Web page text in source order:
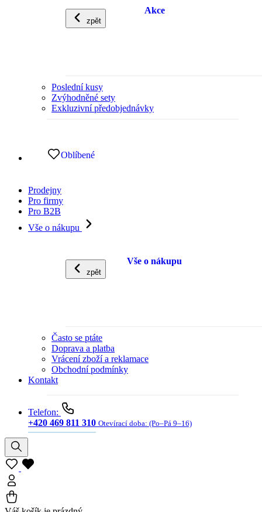
zpět
Akce
Poslední kusy
Zvýhodněné sety
Exkluzivní předobjednávky
Oblíbené
Prodejny
Pro firmy
Pro B2B
Vše o nákupu
zpět
Vše o nákupu
Často se ptáte
Doprava a platba
Vrácení zboží a reklamace
Obchodní podmínky
Kontakt
Telefon:
+420 469 811 310 Otevírací doba: (Po–Pá 9–16)